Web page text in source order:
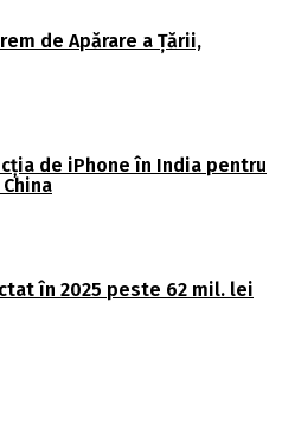
de Apărare a Ţării,
de iPhone în India pentru
în 2025 peste 62 mil. lei